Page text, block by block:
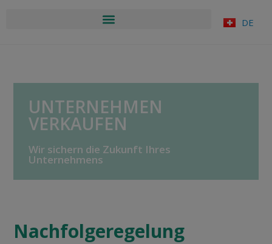
DE
UNTERNEHMEN
VERKAUFEN
Wir sichern die Zukunft Ihres
Unternehmens
Nachfolgeregelung